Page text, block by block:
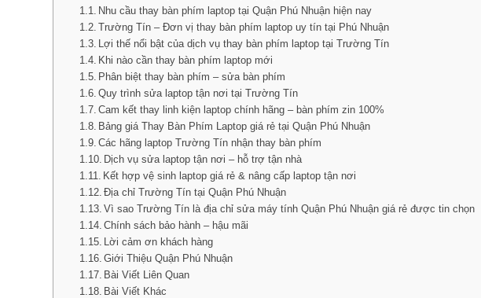
Nhu cầu thay bàn phím laptop tại Quận Phú Nhuận hiện nay
Trường Tín – Đơn vị thay bàn phím laptop uy tín tại Phú Nhuận
Lợi thế nổi bật của dịch vụ thay bàn phím laptop tại Trường Tín
Khi nào cần thay bàn phím laptop mới
Phân biệt thay bàn phím – sửa bàn phím
Quy trình sửa laptop tận nơi tại Trường Tín
Cam kết thay linh kiện laptop chính hãng – bàn phím zin 100%
Bảng giá Thay Bàn Phím Laptop giá rẻ tại Quận Phú Nhuận
Các hãng laptop Trường Tín nhận thay bàn phím
Dịch vụ sửa laptop tận nơi – hỗ trợ tận nhà
Kết hợp vệ sinh laptop giá rẻ & nâng cấp laptop tận nơi
Địa chỉ Trường Tín tại Quận Phú Nhuận
Vì sao Trường Tín là địa chỉ sửa máy tính Quận Phú Nhuận giá rẻ được tin chọn
Chính sách bảo hành – hậu mãi
Lời cảm ơn khách hàng
Giới Thiệu Quận Phú Nhuận
Bài Viết Liên Quan
Bài Viết Khác